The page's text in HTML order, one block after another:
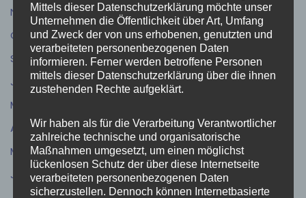
November 2025(11)
Oktober 2025(6)
September 2025(7)
Juli 2025(6)
Mai 2025
April 2025(8)
März 2025(7)
Januar 2025(2)
Mittels dieser Datenschutzerklärung möchte unser
Unternehmen die Öffentlichkeit über Art, Umfang
und Zweck der von uns erhobenen, genutzten und
verarbeiteten personenbezogenen Daten
informieren. Ferner werden betroffene Personen
mittels dieser Datenschutzerklärung über die ihnen
zustehenden Rechte aufgeklärt.
Wir haben als für die Verarbeitung Verantwortlicher
zahlreiche technische und organisatorische
Maßnahmen umgesetzt, um einen möglichst
lückenlosen Schutz der über diese Internetseite
verarbeiteten personenbezogenen Daten
sicherzustellen. Dennoch können Internetbasierte